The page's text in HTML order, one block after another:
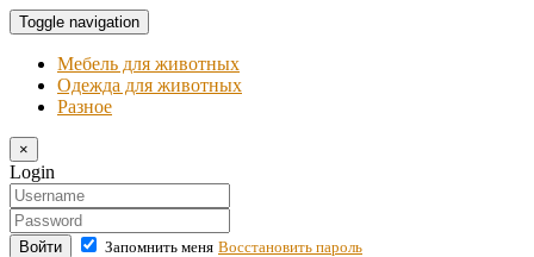
Toggle navigation
Мебель для животных
Одежда для животных
Разное
×
Login
Войти Запомнить меня Восстановить пароль